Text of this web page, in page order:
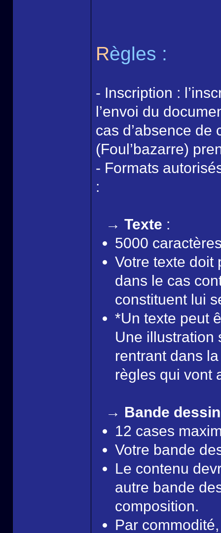
Règles :
- Inscription :
l’envoi du
cas d’absence de
(Foul’bazarre)
- Formats
:
→ Texte :
5000
Votre texte doit
dans le cas
constituent lui
*Un texte peut
Une illustration
rentrant dans
règles qui vont
→ Bande
12 cases
Votre bande
Le contenu
autre bande
composition.
Par